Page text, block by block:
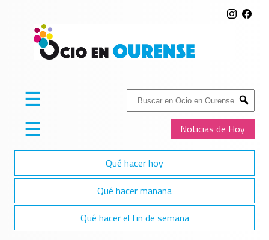
Buscar:
Submit
Noticias de Hoy
☰
☰
Qué hacer hoy
Qué hacer mañana
Qué hacer el fin de semana